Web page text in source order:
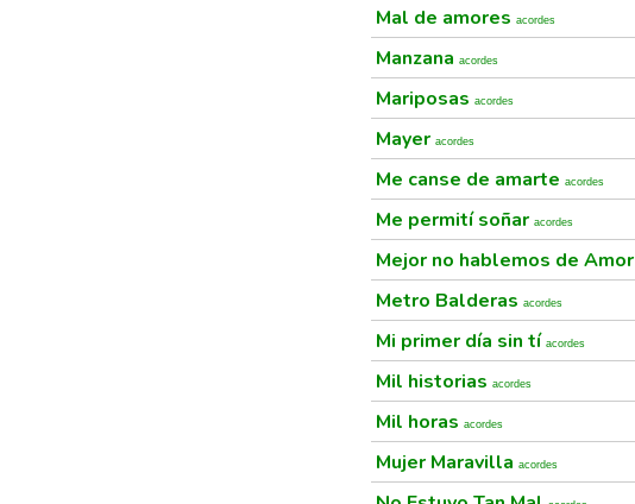
Mal de amores acordes
Manzana acordes
Mariposas acordes
Mayer acordes
Me canse de amarte acordes
Me permití soñar acordes
Mejor no hablemos de Amor
Metro Balderas acordes
Mi primer día sin tí acordes
Mil historias acordes
Mil horas acordes
Mujer Maravilla acordes